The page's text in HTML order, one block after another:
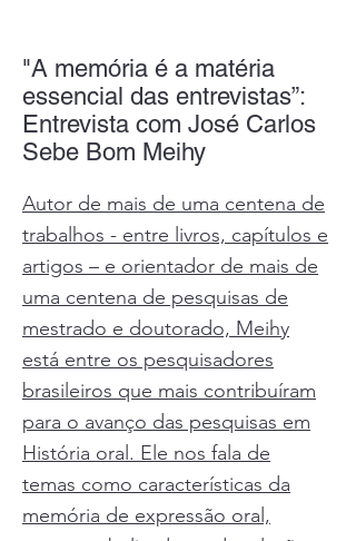
"A memória é a matéria
essencial das entrevistas”:
Entrevista com José Carlos
Sebe Bom Meihy
Autor de mais de uma centena de
trabalhos - entre livros, capítulos e
artigos – e orientador de mais de
uma centena de pesquisas de
mestrado e doutorado, Meihy
está entre os pesquisadores
brasileiros que mais contribuíram
para o avanço das pesquisas em
História oral. Ele nos fala de
temas como características da
memória de expressão oral,